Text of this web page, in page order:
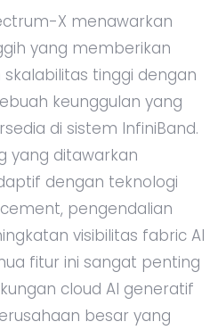
X menawarkan
yang memberikan
tinggi dengan
keunggulan yang
di sistem InfiniBand.
yang ditawarkan
dengan teknologi
pengendalian
visibilitas fabric AI
fitur ini sangat penting
cloud AI generatif
besar yang